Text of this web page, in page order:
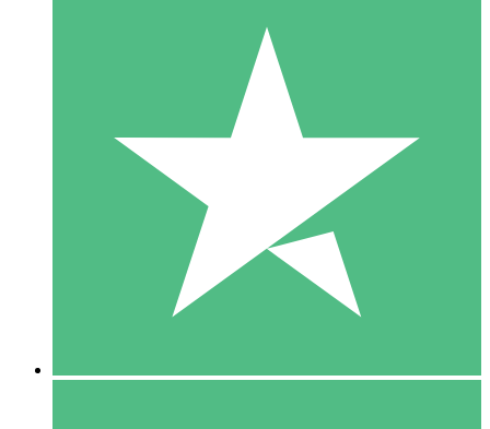
Individuele Creditpakketten
Betaal per gebruik met downloadtegoeden. Geen maandelijkse
1000